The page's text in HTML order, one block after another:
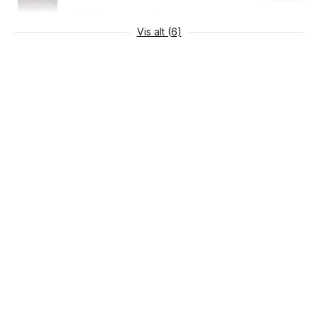
Vis alt (6)